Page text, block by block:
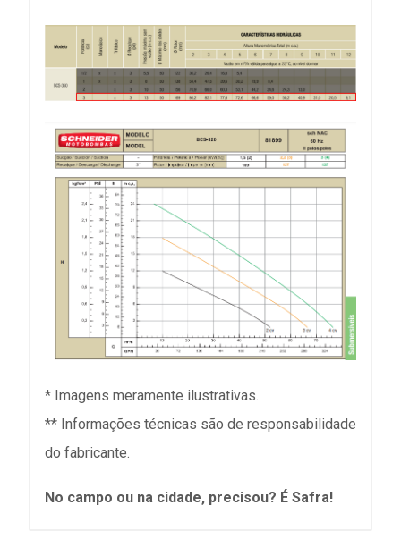
* Imagens meramente ilustrativas.
** Informações técnicas são de responsabilidade
do fabricante.
No campo ou na cidade, precisou? É Safra!